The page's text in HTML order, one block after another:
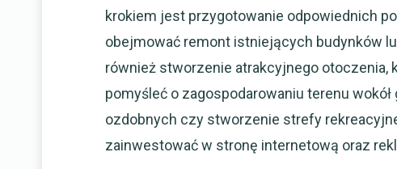
krokiem jest przygotowanie odpowiednich
obejmować remont istniejących budynków
również stworzenie atrakcyjnego
pomyśleć o zagospodarowaniu terenu
ozdobnych czy stworzenie strefy
zainwestować w stronę internetową oraz